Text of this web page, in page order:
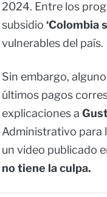
2024. Entre los
subsidio ‘Colombia
vulnerables del país.
Sin embargo,
últimos pagos
explicaciones a
Administrativo para
un video publicado
no tiene la culpa.